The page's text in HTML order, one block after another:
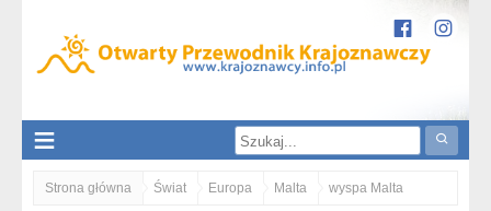
Strona główna Świat Europa Malta wyspa Malta